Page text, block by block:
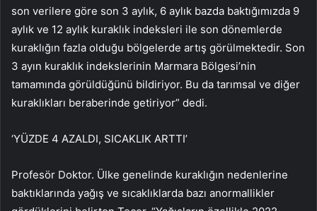
son verilere göre son 3 aylık, 6 aylık bazda baktığımızda 9
aylık ve 12 aylık kuraklık indeksleri ile son dönemlerde
kuraklığın fazla olduğu bölgelerde artış görülmektedir. Son
3 ayın kuraklık indekslerinin Marmara Bölgesi’nin
tamamında görüldüğünü bildiriyor. Bu da tarımsal ve diğer
kuraklıkları beraberinde getiriyor” dedi.
‘YÜZDE 4 AZALDI, SICAKLIK ARTTI’
Profesör Doktor. Ülke genelinde kuraklığın nedenlerine
baktıklarında yağış ve sıcaklıklarda bazı anormallikler